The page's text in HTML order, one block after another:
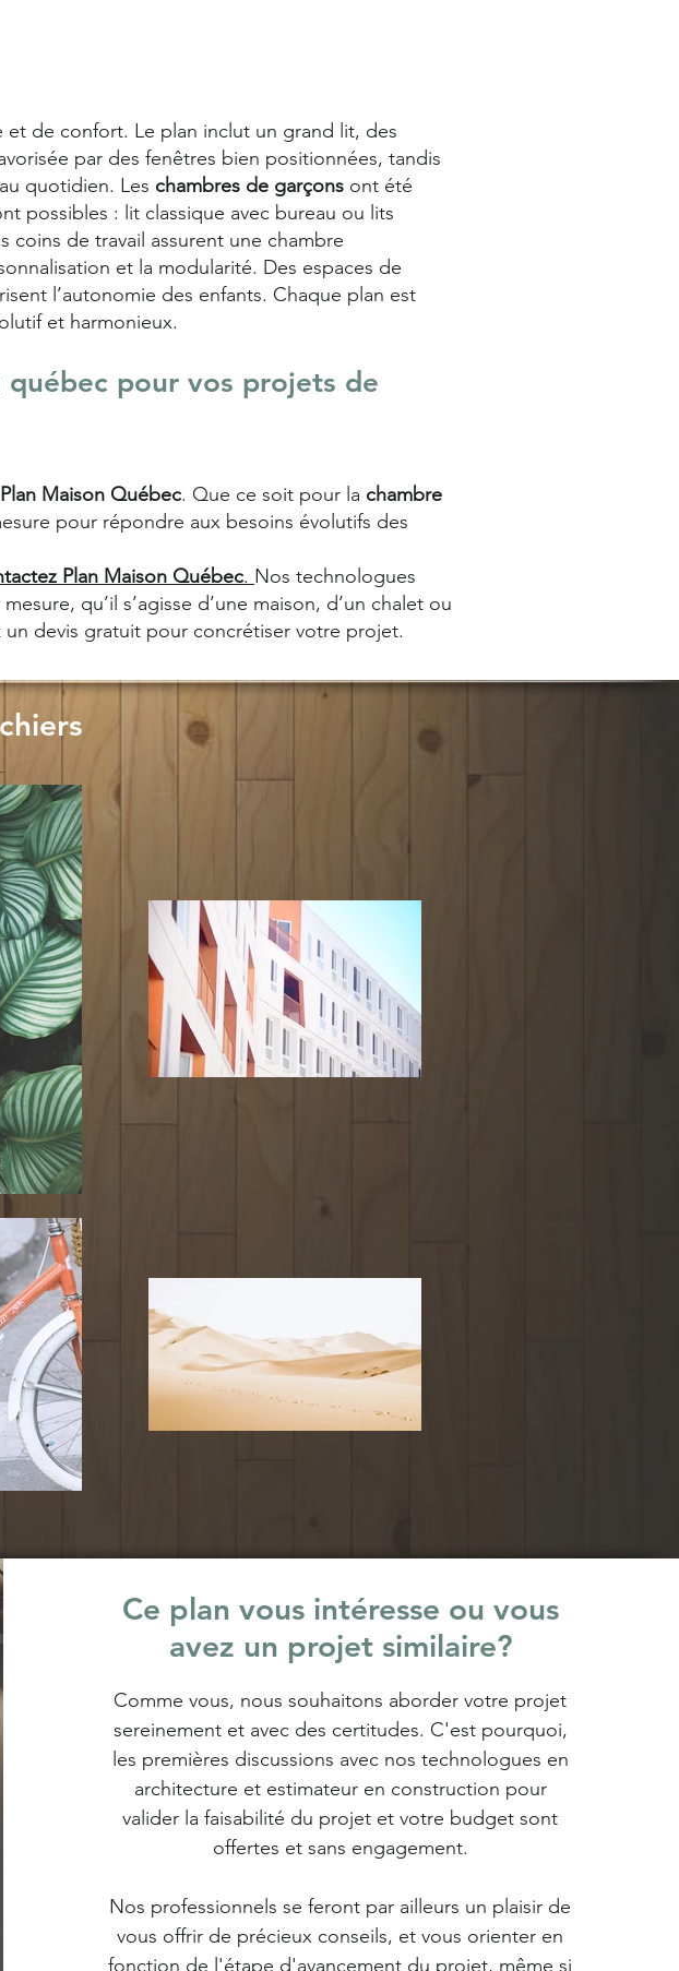
de confort. Le plan inclut un grand lit, des
par des fenêtres bien positionnées, tandis
quotidien. Les chambres de garçons ont été
possibles : lit classique avec bureau ou lits
coins de travail assurent une chambre
et la modularité. Des espaces de
l’autonomie des enfants. Chaque plan est
et harmonieux.
pour vos projets de
Plan Maison Québec. Que ce soit pour la chambre
pour répondre aux besoins évolutifs des
Plan Maison Québec. Nos technologues
mesure, qu’il s’agisse d’une maison, d’un chalet ou
devis gratuit pour concrétiser votre projet.
Ce plan vous intéresse ou vous
avez un projet similaire?
Comme vous, nous souhaitons aborder votre projet
sereinement et avec des certitudes. C'est pourquoi,
les premières discussions avec nos technologues en
architecture et estimateur en construction pour
valider la faisabilité du projet et votre budget sont
offertes et sans engagement.
Nos professionnels se feront par ailleurs un plaisir de
vous offrir de précieux conseils, et vous orienter en
fonction de l'étape d'avancement du projet, même si